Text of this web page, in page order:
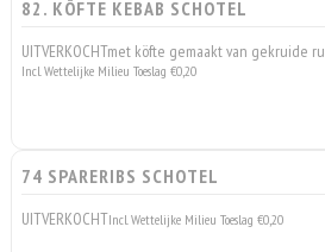
82. KÖFTE KEBAB SCHOTEL
UITVERKOCHTmet köfte gemaakt van gekruide
Incl. Wettelijke Milieu Toeslag €0,20
74 SPARERIBS SCHOTEL
UITVERKOCHTIncl. Wettelijke Milieu Toeslag €0,20